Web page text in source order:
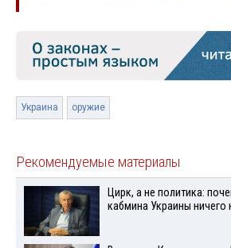
Украина оружие
Рекомендуемые материалы
Цирк, а не политика:
кабмина Украины ничего